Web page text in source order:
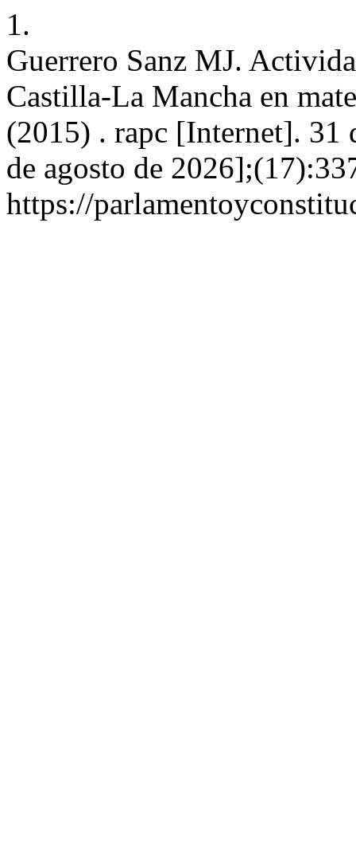
1.
Guerrero Sanz MJ.
Castilla-La Mancha en
(2015) . rapc [Internet]. 31
de agosto de
https://